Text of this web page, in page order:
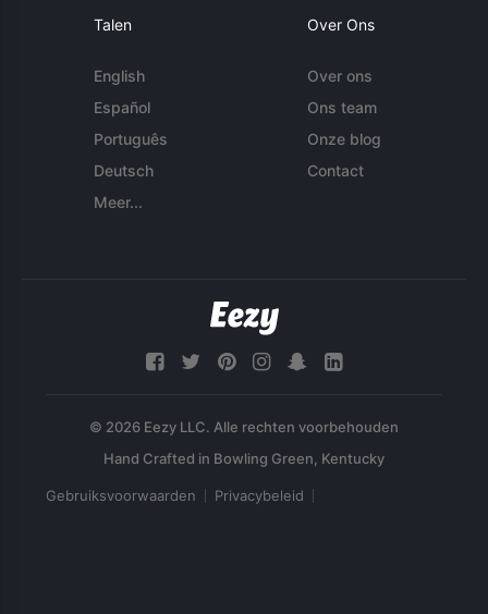
Talen
English
Español
Português
Deutsch
Meer...
Over Ons
Over ons
Ons team
Onze blog
Contact
© 2026 Eezy LLC. Alle rechten voorbehouden
Gebruiksvoorwaarden Privacybeleid